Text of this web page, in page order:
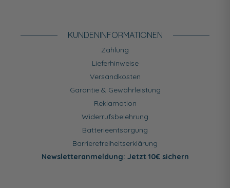
KUNDEN­INFORMATIONEN
Zahlung
Lieferhinweise
Versandkosten
Garantie & Gewährleistung
Reklamation
Widerrufsbelehrung
Batterieentsorgung
Barrierefreiheitserklärung
Newsletteranmeldung: Jetzt 10€ sichern